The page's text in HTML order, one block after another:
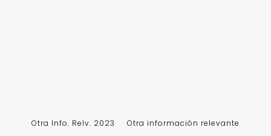
Otra Info. Relv. 2023 Otra información relevante